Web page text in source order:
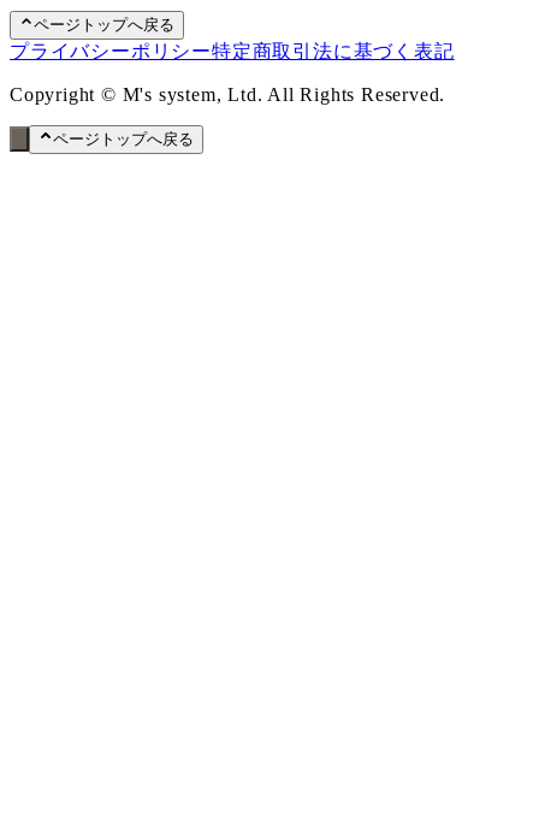
ページトップへ戻る
プライバシーポリシー特定商取引法に基づく表記
Copyright © M's system, Ltd. All Rights Reserved.
ページトップへ戻る